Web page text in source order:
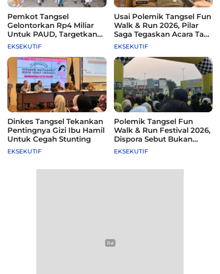
Pemkot Tangsel
Gelontorkan Rp4 Miliar
Untuk PAUD, Targetkan
115 Sekolah
EKSEKUTIF
Usai Polemik Tangsel Fun
Walk & Run 2026, Pilar
Saga Tegaskan Acara Tak
Difasilitasi Pemkot
EKSEKUTIF
Dinkes Tangsel Tekankan
Pentingnya Gizi Ibu Hamil
Untuk Cegah Stunting
EKSEKUTIF
Polemik Tangsel Fun
Walk & Run Festival 2026,
Dispora Sebut Bukan
Agenda Pemkot
EKSEKUTIF